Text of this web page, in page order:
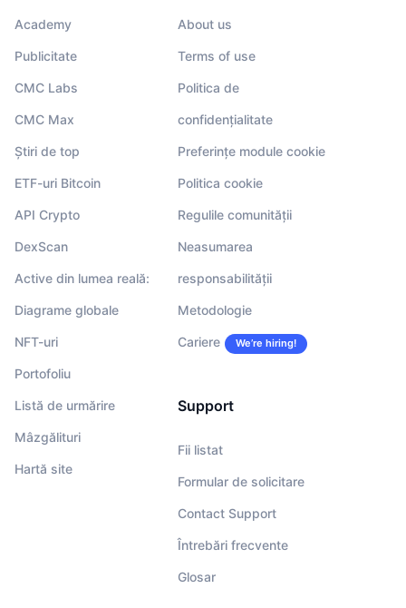
Academy
Publicitate
CMC Labs
CMC Max
Știri de top
ETF-uri Bitcoin
API Crypto
DexScan
Active din lumea reală:
Diagrame globale
NFT-uri
Portofoliu
Listă de urmărire
Mâzgălituri
Hartă site
About us
Terms of use
Politica de
confidențialitate
Preferințe module cookie
Politica cookie
Regulile comunității
Neasumarea
responsabilității
Metodologie
Cariere We’re hiring!
Support
Fii listat
Formular de solicitare
Contact Support
Întrebări frecvente
Glosar